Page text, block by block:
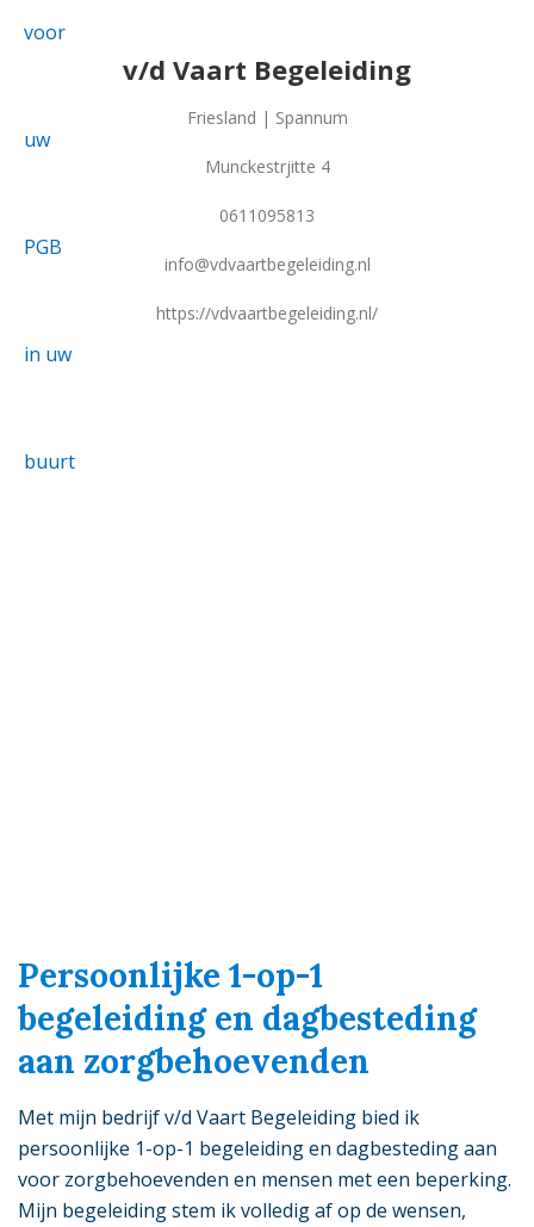
v/d Vaart Begeleiding
Friesland | Spannum
Munckestrjitte 4
0611095813
info@vdvaartbegeleiding.nl
https://vdvaartbegeleiding.nl/
Persoonlijke 1-op-1
begeleiding en dagbesteding
aan zorgbehoevenden
Met mijn bedrijf v/d Vaart Begeleiding bied ik
persoonlijke 1-op-1 begeleiding en dagbesteding aan
voor zorgbehoevenden en mensen met een beperking.
Mijn begeleiding stem ik volledig af op de wensen,